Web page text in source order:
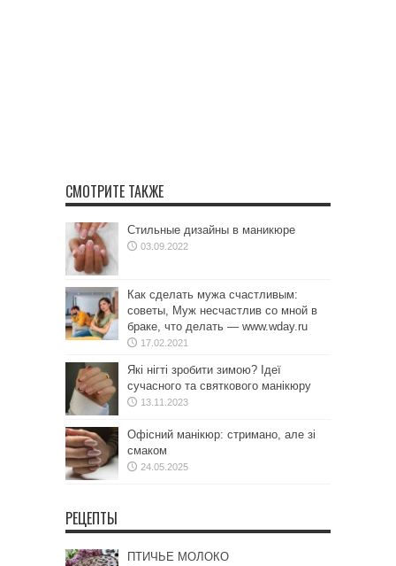
СМОТРИТЕ ТАКЖЕ
Стильные дизайны в маникюре
03.09.2022
Как сделать мужа счастливым:
советы, Муж несчастлив со мной в
браке, что делать — www.wday.ru
17.02.2021
Які нігті зробити зимою? Ідеї
сучасного та святкового манікюру
13.11.2023
Офісний манікюр: стримано, але зі
смаком
24.05.2025
РЕЦЕПТЫ
ПТИЧЬЕ МОЛОКО